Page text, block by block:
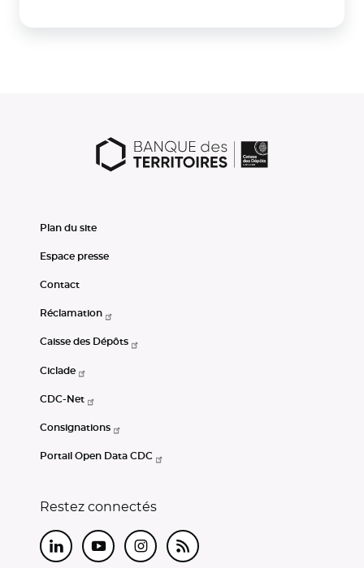
Plan du site
Espace presse
Contact
Réclamation
Caisse des Dépôts
Ciclade
CDC-Net
Consignations
Portail Open Data CDC
Restez connectés
LinkedInYoutubeInstagram
RSS